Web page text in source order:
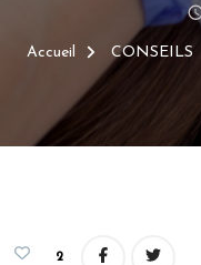
Accueil CONSEILS
2